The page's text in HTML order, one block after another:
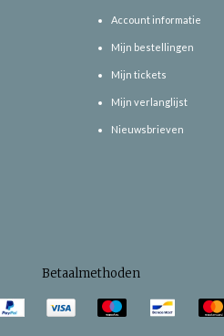
Account informatie
Mijn bestellingen
Mijn tickets
Mijn verlanglijst
Nieuwsbrieven
Betaalmethoden